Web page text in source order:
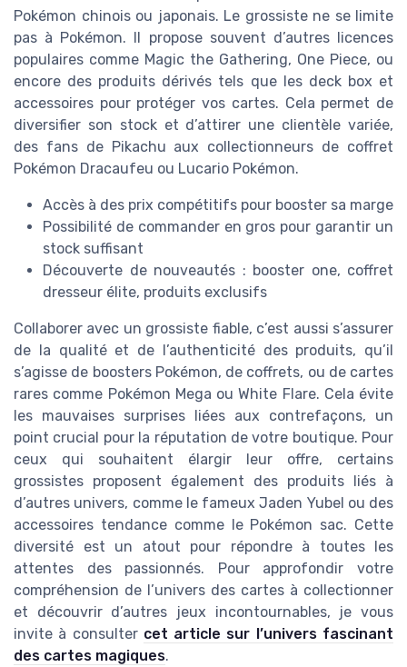
Pokémon chinois ou japonais. Le grossiste ne se limite
pas à Pokémon. Il propose souvent d’autres licences
populaires comme Magic the Gathering, One Piece, ou
encore des produits dérivés tels que les deck box et
accessoires pour protéger vos cartes. Cela permet de
diversifier son stock et d’attirer une clientèle variée,
des fans de Pikachu aux collectionneurs de coffret
Pokémon Dracaufeu ou Lucario Pokémon.
Accès à des prix compétitifs pour booster sa marge
Possibilité de commander en gros pour garantir un
stock suffisant
Découverte de nouveautés : booster one, coffret
dresseur élite, produits exclusifs
Collaborer avec un grossiste fiable, c’est aussi s’assurer
de la qualité et de l’authenticité des produits, qu’il
s’agisse de boosters Pokémon, de coffrets, ou de cartes
rares comme Pokémon Mega ou White Flare. Cela évite
les mauvaises surprises liées aux contrefaçons, un
point crucial pour la réputation de votre boutique. Pour
ceux qui souhaitent élargir leur offre, certains
grossistes proposent également des produits liés à
d’autres univers, comme le fameux Jaden Yubel ou des
accessoires tendance comme le Pokémon sac. Cette
diversité est un atout pour répondre à toutes les
attentes des passionnés. Pour approfondir votre
compréhension de l’univers des cartes à collectionner
et découvrir d’autres jeux incontournables, je vous
invite à consulter cet article sur l’univers fascinant
des cartes magiques.